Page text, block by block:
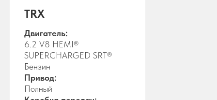
TRX
Двигатель:
6.2 V8 HEMI®
SUPERCHARGED SRT®
Бензин
Привод:
Полный